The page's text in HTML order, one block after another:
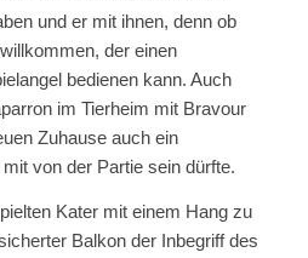
und er mit ihnen, denn ob
der einen
bedienen kann. Auch
im Tierheim mit Bravour
Zuhause auch ein
von der Partie sein dürfte.
Kater mit einem Hang zu
Balkon der Inbegriff des